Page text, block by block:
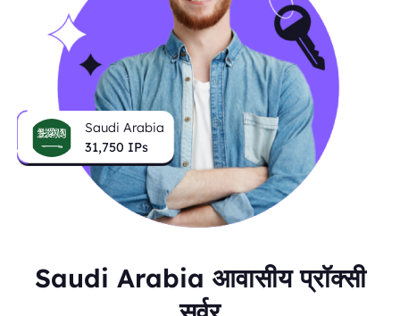
Saudi Arabia
31,750 IPs
Saudi Arabia आवासीय प्रॉक्सी